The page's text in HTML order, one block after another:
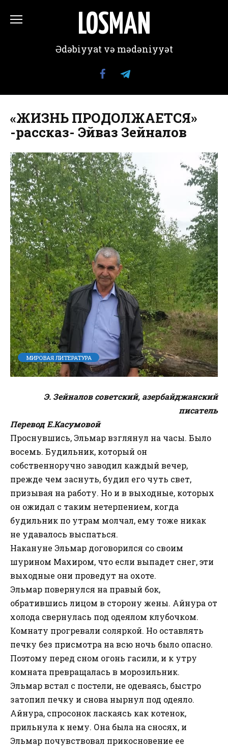
содержанию LOSMAN
Ədəbiyyat və mədəniyyət
«ЖИЗНЬ ПРОДОЛЖАЕТСЯ»
-рассказ- Эйваз Зейналов
МИРОВАЯ ЛИТЕРАТУРА
Э. Зейналов советский, азербайджанский
писатель
Перевод Е.Касумовой
Проснувшись, Эльмар взглянул на часы. Было
восемь. Будильник, который он
собственноручно заводил каждый вечер,
прежде чем заснуть, будил его чуть свет,
призывая на работу. Но и в выходные, которых
он ожидал с таким нетерпением, когда
будильник по утрам молчал, ему тоже никак
не удавалось выспаться.
Накануне Эльмар договорился со своим
шурином Махиром, что если выпадет снег, эти
выходные они проведут на охоте.
Эльмар повернулся на правый бок,
обратившись лицом в сторону жены. Айнура от
холода свернулась под одеялом клубочком.
Комнату прогревали соляркой. Но оставлять
печку без присмотра на всю ночь было опасно.
Поэтому перед сном огонь гасили, и к утру
комната превращалась в морозильник.
Эльмар встал с постели, не одеваясь, быстро
затопил печку и снова нырнул под одеяло.
Айнура, спросонок ласкаясь как котенок,
прильнула к нему. Она была на сносях, и
Эльмар почувствовал прикосновение ее